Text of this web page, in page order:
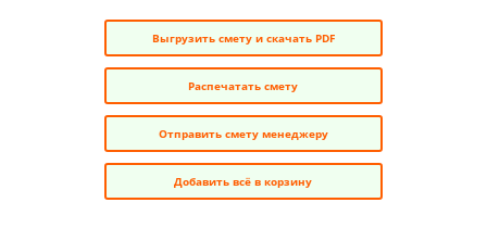
Выгрузить смету и скачать PDF
Распечатать смету
Отправить смету менеджеру
Добавить всё в корзину